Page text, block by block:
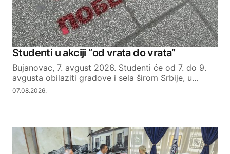
Studenti u akciji “od vrata do vrata”
Bujanovac, 7. avgust 2026. Studenti će od 7. do 9.
avgusta obilaziti gradove i sela širom Srbije, u…
07.08.2026.